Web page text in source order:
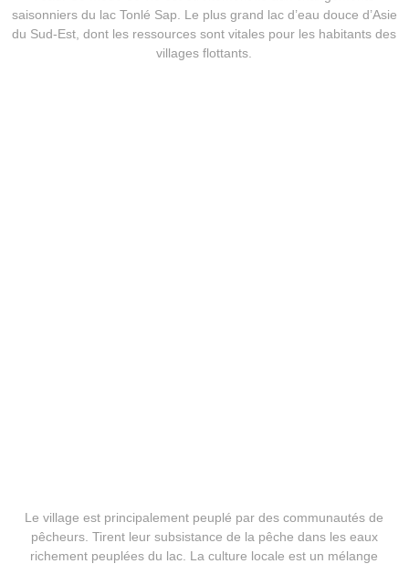
saisonniers du lac Tonlé Sap. Le plus grand lac d’eau douce d’Asie
du Sud-Est, dont les ressources sont vitales pour les habitants des
villages flottants.
Le village est principalement peuplé par des communautés de
pêcheurs. Tirent leur subsistance de la pêche dans les eaux
richement peuplées du lac. La culture locale est un mélange